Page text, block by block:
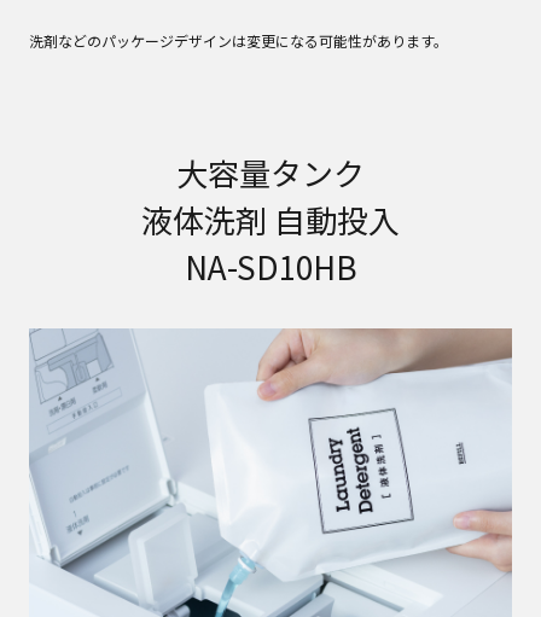
洗剤などのパッケージデザインは変更になる可能性があります。
大容量タンク
液体洗剤 自動投入
NA-SD10HB